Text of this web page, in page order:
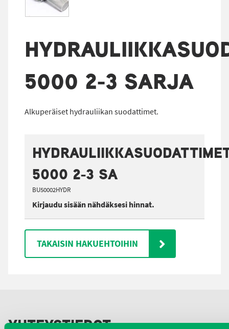
5000 2-3 SARJA
Alkuperäiset hydrauliikan suodattimet.
5000 2-3 SA
BU50002HYDR
Kirjaudu sisään nähdäksesi hinnat.
TAKAISIN HAKUEHTOIHIN
YHTEYSTIEDOT